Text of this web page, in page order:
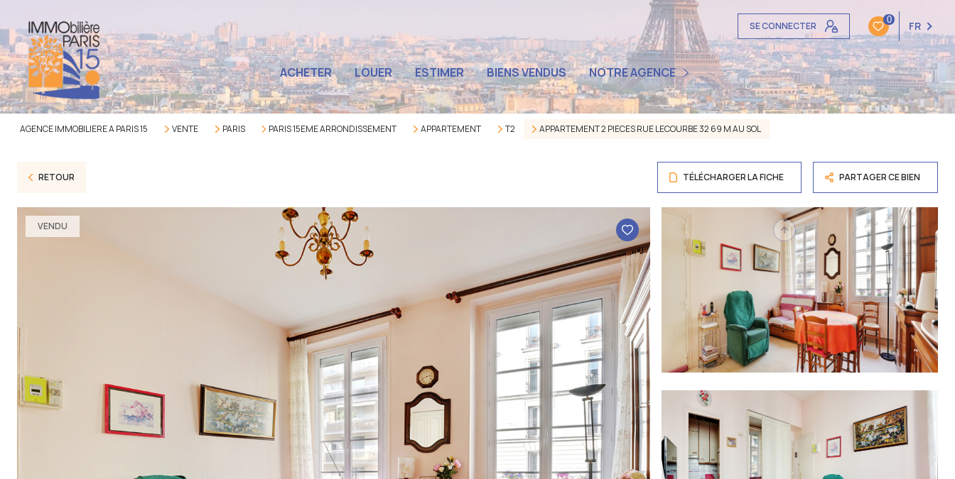
SE CONNECTER
0 FR
ACHETER LOUER ESTIMER BIENS VENDUS NOTRE AGENCE
QUI SOMMES-NOUS ?
L'ÉQUIPE
LES AVIS CLIENTS
AGENCE IMMOBILIERE A PARIS 15 VENTE PARIS PARIS 15EME ARRONDISSEMENT APPARTEMENT T2 APPARTEMENT 2 PIECES RUE LECOURBE 32 69 M AU SOL
RETOUR TÉLÉCHARGER LA FICHE PARTAGER CE BIEN
VENDU